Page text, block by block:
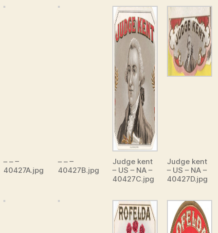
– – –
40427A.jpg
– – –
40427B.jpg
Judge kent
– US – NA –
40427C.jpg
Judge kent
– US – NA –
40427D.jpg